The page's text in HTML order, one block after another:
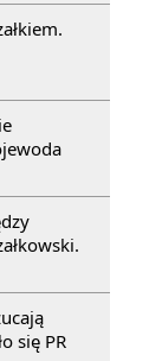
się PR